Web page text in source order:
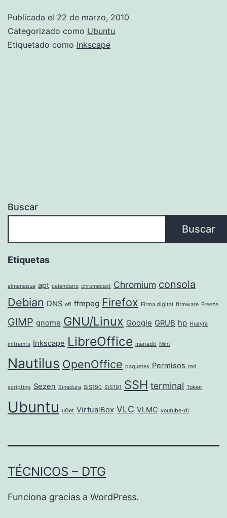
Publicada el 22 de marzo, 2010
Categorizado como Ubuntu
Etiquetado como Inkscape
Buscar
Buscar
Etiquetas
almanaque apt calendario chromecast Chromium consola
Debian DNS efi ffmpeg Firefox Firma digital firmware Freeze
GIMP gnome GNU/Linux Google GRUB hp Huayra
initramfs Inkscape LibreOffice mariadb Mint
Nautilus OpenOffice paquetes Permisos red
scripting Sezen Sinadura SiS190 SiS191 SSH terminal Token
Ubuntu uGet VirtualBox VLC VLMC youtube-dl
TÉCNICOS – DTG
Funciona gracias a WordPress.